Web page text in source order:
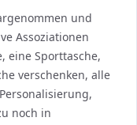
und
Assoziationen
eine Sporttasche,
verschenken, alle
noch in